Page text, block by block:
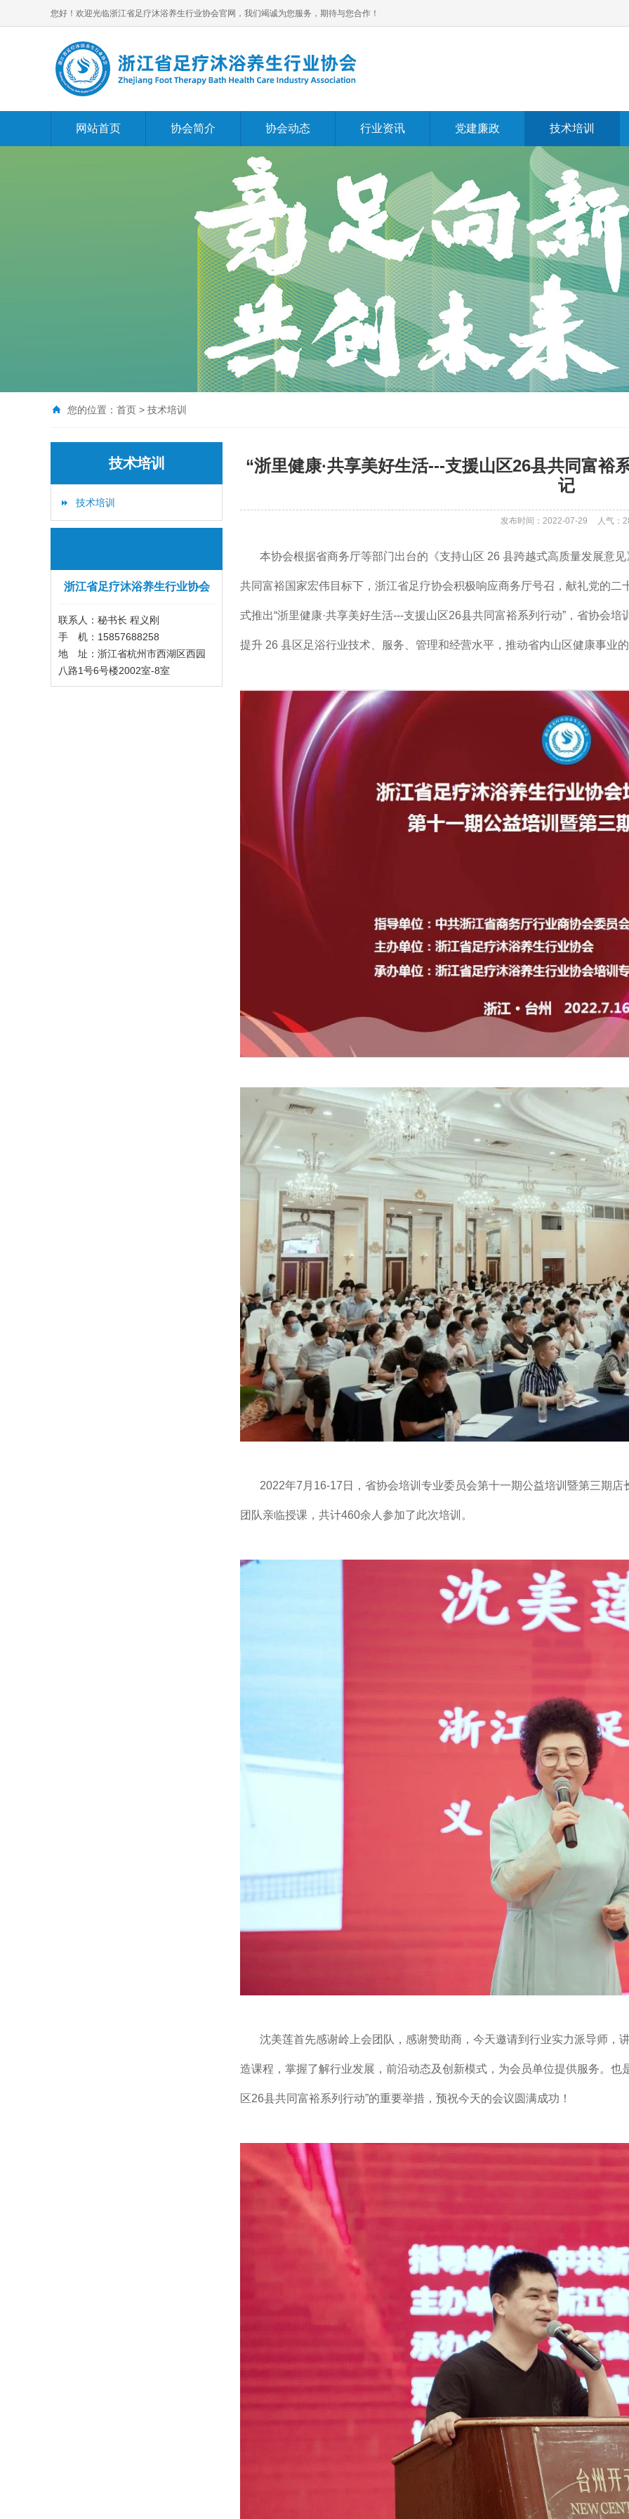
您好！欢迎光临浙江省足疗沐浴养生行业协会官网，我们竭诚为您服务，期待与您合作！
网站首页 协会简介 协会动态 行业资讯 党建廉政 技术培训
您的位置： 首页 > 技术培训
技术培训
技术培训
浙江省足疗沐浴养生行业协会
联系人：秘书长 程义刚
手 机：15857688258
地 址：浙江省杭州市西湖区西园
八路1号6号楼2002室-8室
“浙里健康·共享美好生活---支援山区26县共同富裕
记
发布时间：2022-07-29 人气：
本协会根据省商务厅等部门出台的《支持山区 26 县跨越式高质量发展意
共同富裕国家宏伟目标下，浙江省足疗协会积极响应商务厅号召，献礼党的
式推出“浙里健康·共享美好生活---支援山区26县共同富裕系列行动”，省协会
提升 26 县区足浴行业技术、服务、管理和经营水平，推动省内山区健康事业
2022年7月16-17日，省协会培训专业委员会第十一期公益培训暨第三期
团队亲临授课，共计460余人参加了此次培训。
沈美莲首先感谢岭上会团队，感谢赞助商，今天邀请到行业实力派导师，
造课程，掌握了解行业发展，前沿动态及创新模式，为会员单位提供服务。也
区26县共同富裕系列行动”的重要举措，预祝今天的会议圆满成功！